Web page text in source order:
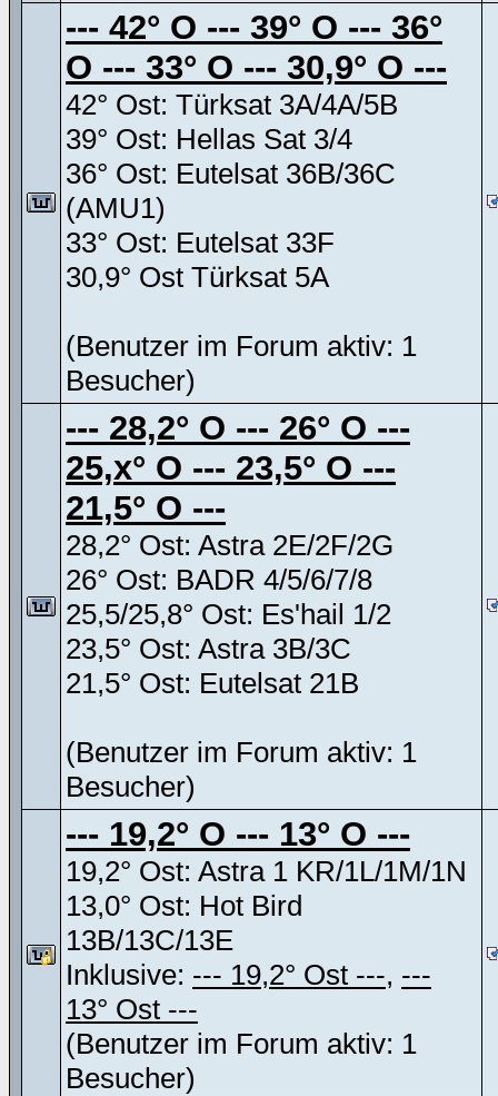
--- 42° O --- 39° O --- 36°
O --- 33° O --- 30,9° O ---
42° Ost: Türksat 3A/4A/5B
39° Ost: Hellas Sat 3/4
36° Ost: Eutelsat 36B/36C
(AMU1)
33° Ost: Eutelsat 33F
30,9° Ost Türksat 5A
(Benutzer im Forum aktiv: 1
Besucher)
--- 28,2° O --- 26° O ---
25,x° O --- 23,5° O ---
21,5° O ---
28,2° Ost: Astra 2E/2F/2G
26° Ost: BADR 4/5/6/7/8
25,5/25,8° Ost: Es'hail 1/2
23,5° Ost: Astra 3B/3C
21,5° Ost: Eutelsat 21B
(Benutzer im Forum aktiv: 1
Besucher)
--- 19,2° O --- 13° O ---
19,2° Ost: Astra 1 KR/1L/1M/1N
13,0° Ost: Hot Bird
13B/13C/13E
Inklusive: --- 19,2° Ost ---, ---
13° Ost ---
(Benutzer im Forum aktiv: 1
Besucher)